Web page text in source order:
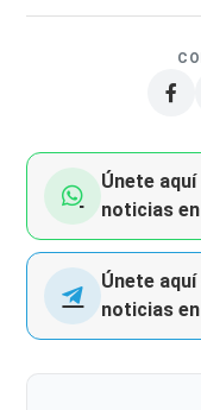
Únete
noticias
Únete
noticias en